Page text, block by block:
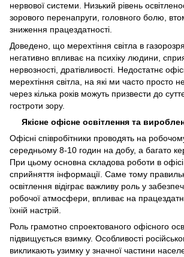
нервової системи. Низький рівень
зорового перенапруги, головного болю,
зниження працездатності.
Доведено, що мерехтіння світла в
негативно впливає на психіку людини,
нервозності, дратівливості. Недостатнє
мерехтіння світла, на які ми часто просто
через кілька років можуть призвести до
гостроти зору.
Якісне офісне освітлення та
Офісні співробітники проводять на
середньому 8-10 годин на добу, а багато
При цьому основна складова роботи в офісі
сприйняття інформації. Саме тому
освітлення відіграє важливу роль у
робочої атмосфери, впливає на
їхній настрій.
Роль грамотно спроектованого офісного
підвищується взимку. Особливості
викликають узимку у значної частини